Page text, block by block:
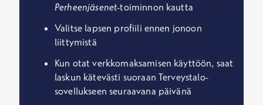
Perheenjäsenet-toiminnon kautta
Valitse lapsen profiili ennen jonoon
liittymistä
Kun otat verkkomaksamisen käyttöön, saat
laskun kätevästi suoraan Terveystalo-
sovellukseen seuraavana päivänä